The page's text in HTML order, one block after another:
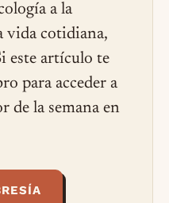
a la
vida cotidiana,
este artículo te
para acceder a
de la semana en